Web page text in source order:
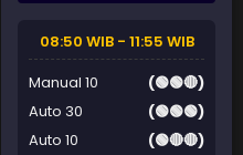
08:50 WIB - 11:55 WIB
Manual 10
(🟢🟢🔴)
Auto 30
(🟢🟢🟢)
Auto 10
(🟢🔴🔴)